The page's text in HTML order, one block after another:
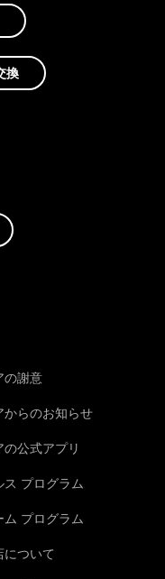
換
の謝意
からのお知らせ
公式アプリ
ス プログラム
ム プログラム
について